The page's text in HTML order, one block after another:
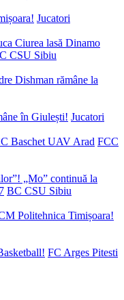
Jucatori
Ciurea lasă Dinamo
CSU Sibiu
Dishman rămâne la
în Giulești! Jucatori
Baschet UAV Arad FCC
„Mo” continuă la
BC CSU Sibiu
Politehnica Timișoara!
FC Arges Pitesti